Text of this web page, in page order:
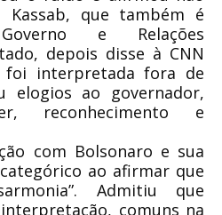
Kassab, que também é
e Relações
depois disse à CNN
foi interpretada fora de
elogios ao governador,
reconhecimento e
com Bolsonaro e sua
ao afirmar que
Admitiu que
comuns na